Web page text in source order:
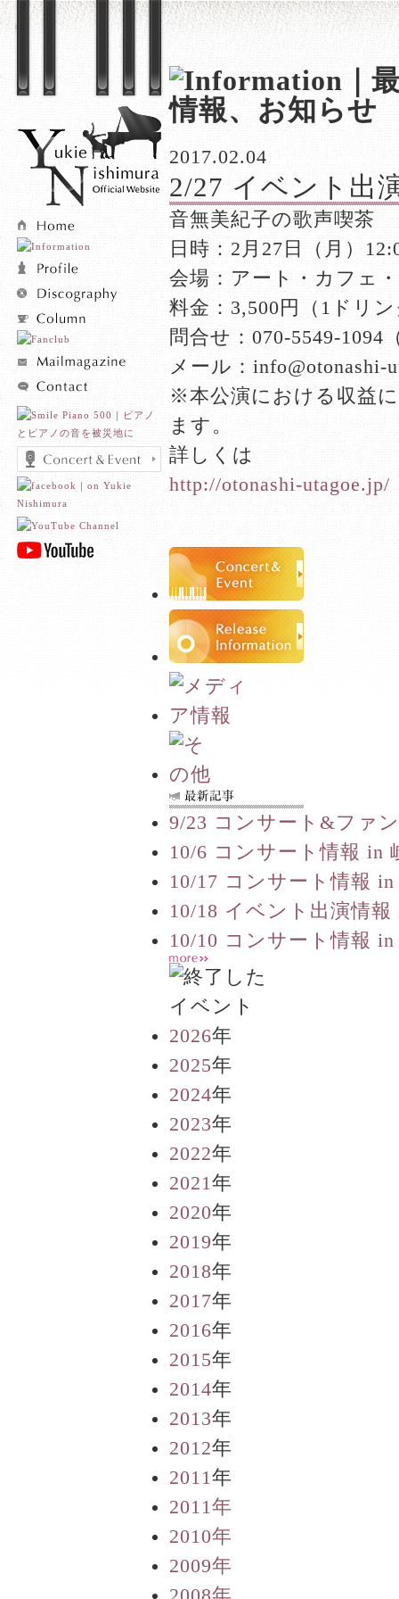
2017.02.04
2/27 イベント出
音無美紀子の歌声喫茶
日時：2月27日（月）
会場：アート・カフェ
料金：3,500円（1ドリ
問合せ：070-5549-1094
メール：info@otonashi-
※本公演における収益
ます。
詳しくは
http://otonashi-utagoe.jp/
9/23 コンサート&ファ
10/6 コンサート情報 in
10/17 コンサート情報
10/18 イベント出演情報
10/10 コンサート情報
2026年
2025年
2024年
2023年
2022年
2021年
2020年
2019年
2018年
2017年
2016年
2015年
2014年
2013年
2012年
2011年
2011年
2010年
2009年